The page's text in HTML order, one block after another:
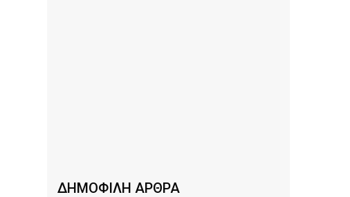
ΔΗΜΟΦΙΛΗ ΑΡΘΡΑ